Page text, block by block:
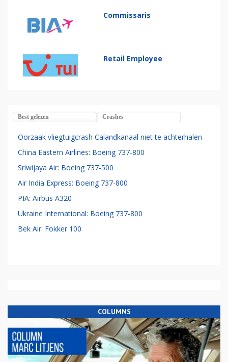
Commissaris
Retail Employee
Best gelezen Crashes
Oorzaak vliegtuigcrash Calandkanaal niet te achterhalen
China Eastern Airlines: Boeing 737-800
Sriwijaya Air: Boeing 737-500
Air India Express: Boeing 737-800
PIA: Airbus A320
Ukraine International: Boeing 737-800
Bek Air: Fokker 100
COLUMNS